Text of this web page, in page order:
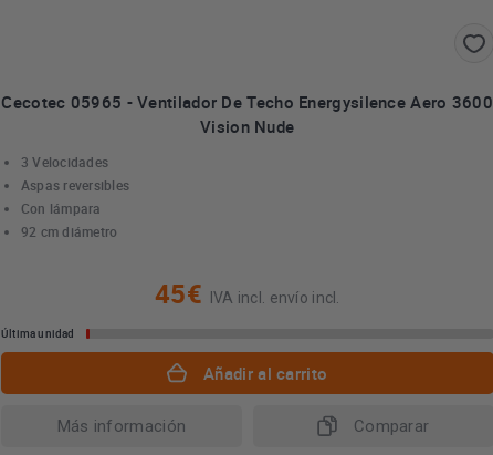
Cecotec 05965 - Ventilador De Techo Energysilence Aero 3600
Vision Nude
3 Velocidades
Aspas reversibles
Con lámpara
92 cm diámetro
45€ IVA incl. envío incl.
Última unidad
Añadir al carrito
Más información Comparar